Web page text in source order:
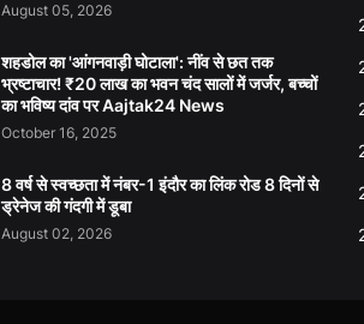
August 05, 2026
शहडोल का 'आंगनवाड़ी घोटाला': नींव से छत तक
भ्रष्टाचार! ₹20 लाख का भवन चंद सालों में जर्जर, बच्चों
का भविष्य दांव पर Aajtak24 News
October 16, 2025
8 वर्ष से स्वच्छता में नंबर-1 इंदौर का लिंक रोड 8 दिनों से
ड्रेनेज की गंदगी में डूबा
August 02, 2026